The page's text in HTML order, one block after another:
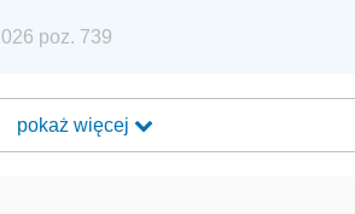
poz. 739
pokaż więcej